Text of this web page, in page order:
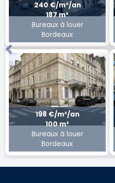
240 €/m²/an
187 m²
Bureaux à louer
Bordeaux
198 €/m²/an
100 m²
Bureaux à louer
Bordeaux
Previous